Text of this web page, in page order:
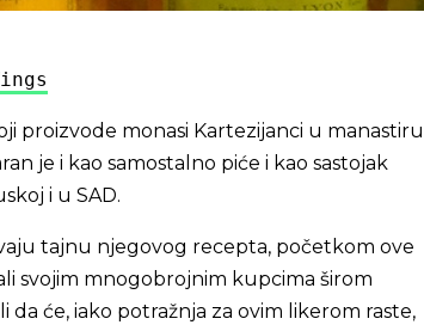
proizvode monasi Kartezijanci u manastiru
je i kao samostalno piće i kao sastojak
i u SAD.
tajnu njegovog recepta, početkom ove
svojim mnogobrojnim kupcima širom
da će, iako potražnja za ovim likerom raste,